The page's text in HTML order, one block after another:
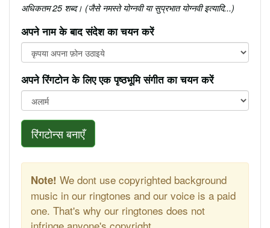
अधिकतम 25 शब्द। (जैसे नमस्ते योग्नवी या सुप्रभात योग्नवी इत्यादि...)
अपने नाम के बाद संदेश का चयन करें
अपने रिंगटोन के लिए एक पृष्ठभूमि संगीत का चयन करें
रिंगटोन्स बनाएँ
Note! We dont use copyrighted background
music in our ringtones and our voice is a paid
one. That's why our ringtones does not
infringe anyone's copyright.